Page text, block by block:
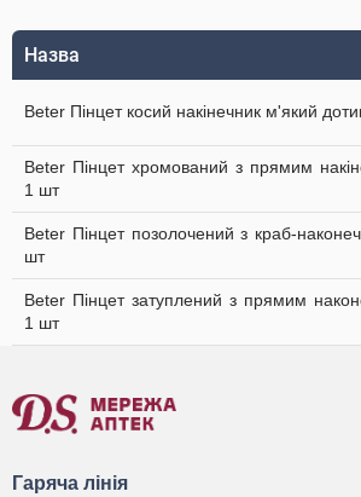
Назва
Beter Пінцет косий накінечник м'який
Beter Пінцет хромований з прямим
1 шт
Beter Пінцет позолочений з краб-
шт
Beter Пінцет затуплений з прямим
1 шт
Гаряча лінія